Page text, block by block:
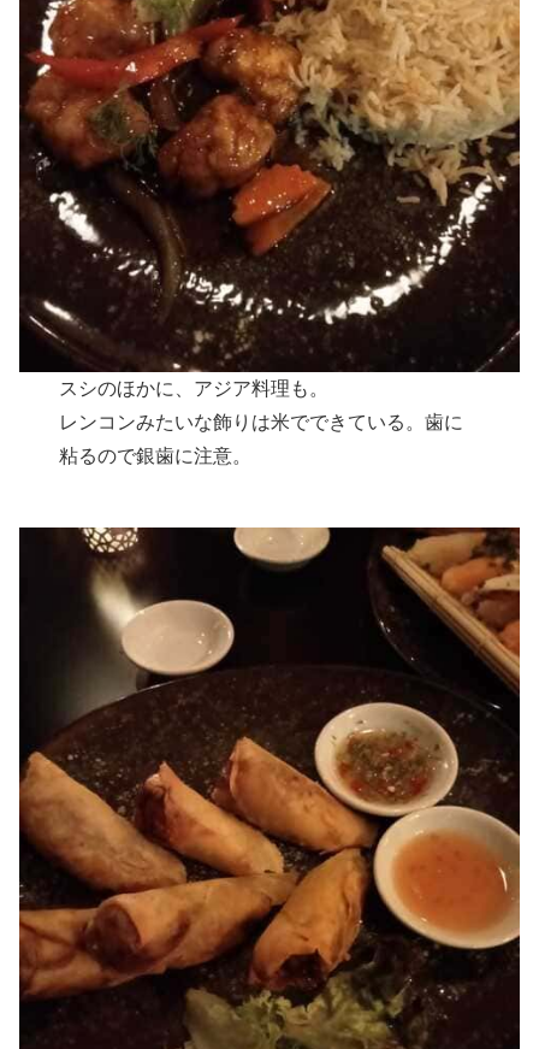
スシのほかに、アジア料理も。
レンコンみたいな飾りは米でできている。歯に
粘るので銀歯に注意。